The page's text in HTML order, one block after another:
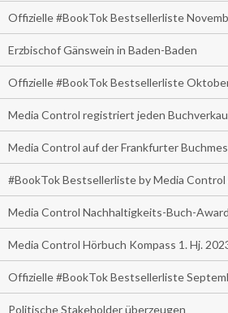
Offizielle #BookTok Bestsellerliste
Erzbischof Gänswein in Baden-Baden
Offizielle #BookTok Bestsellerliste
Media Control registriert jeden
Media Control auf der Frankfurter
#BookTok Bestsellerliste by Media
Media Control Nachhaltigkeits-Buch-
Media Control Hörbuch Kompass 1. Hj.
Offizielle #BookTok Bestsellerliste
Politische Stakeholder überzeugen